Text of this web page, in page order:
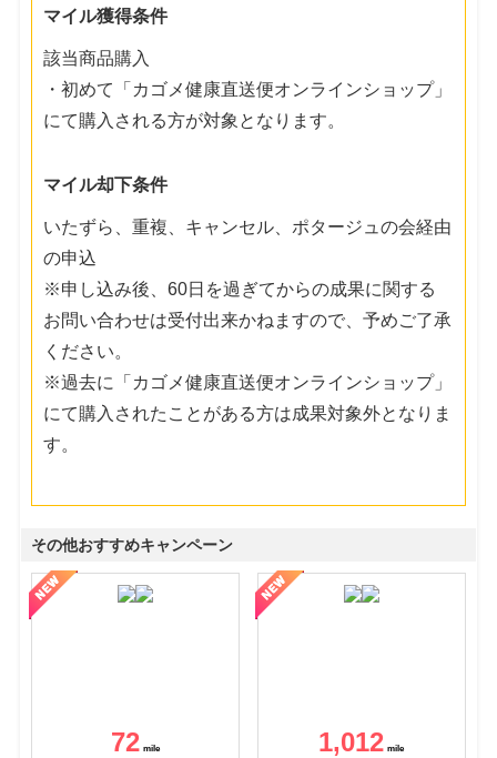
マイル獲得条件
該当商品購入
・初めて「カゴメ健康直送便オンラインショップ」
にて購入される方が対象となります。
マイル却下条件
いたずら、重複、キャンセル、ポタージュの会経由
の申込
※申し込み後、60日を過ぎてからの成果に関する
お問い合わせは受付出来かねますので、予めご了承
ください。
※過去に「カゴメ健康直送便オンラインショップ」
にて購入されたことがある方は成果対象外となりま
す。
その他おすすめキャンペーン
72 1,012